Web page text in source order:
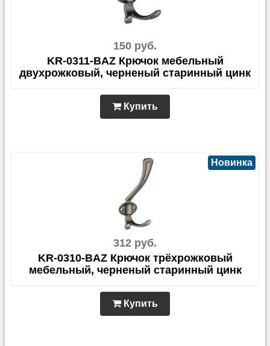
150 руб.
KR-0311-BAZ Крючок мебельный
двухрожковый, черненый старинный цинк
Купить
312 руб.
Новинка
KR-0310-BAZ Крючок трёхрожковый
мебельный, черненый старинный цинк
Купить